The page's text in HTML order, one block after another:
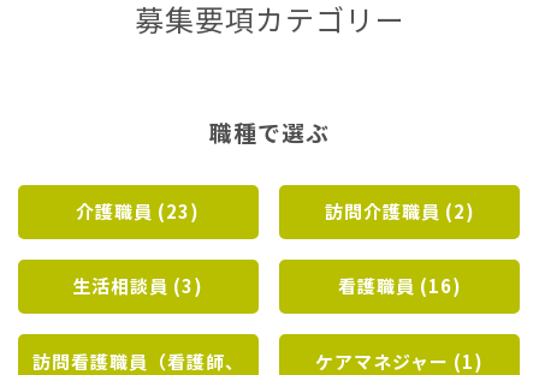
募集要項カテゴリー
職種で選ぶ
介護職員 (23) 訪問介護職員 (2)
生活相談員 (3) 看護職員 (16)
訪問看護職員（看護師、
ケアマネジャー (1)